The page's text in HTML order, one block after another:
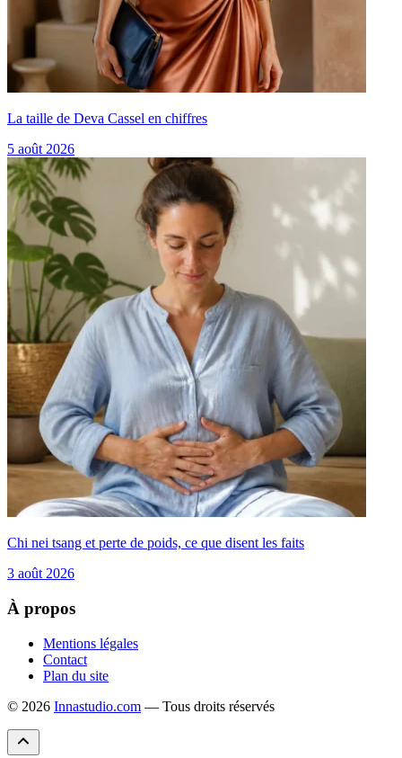
La taille de Deva Cassel en chiffres
5 août 2026
Chi nei tsang et perte de poids, ce que disent les faits
3 août 2026
À propos
Mentions légales
Contact
Plan du site
© 2026 Innastudio.com — Tous droits réservés